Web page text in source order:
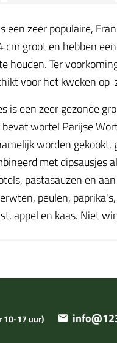
een zeer populaire,
groot en hebben
houden. Ter
voor het kweken
is een zeer gezonde
wortel Parijse
worden
met dipsausjes
pastasauzen en
peulen,
appel en kaas. Niet
10-17 uur)